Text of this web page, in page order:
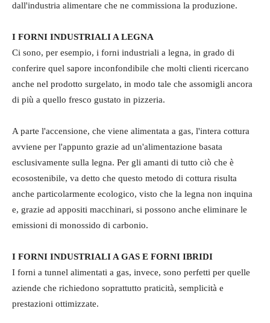
dall'industria alimentare che ne commissiona la produzione.
I FORNI INDUSTRIALI A LEGNA
Ci sono, per esempio, i forni industriali a legna, in grado di
conferire quel sapore inconfondibile che molti clienti ricercano
anche nel prodotto surgelato, in modo tale che assomigli ancora
di più a quello fresco gustato in pizzeria.
A parte l'accensione, che viene alimentata a gas, l'intera cottura
avviene per l'appunto grazie ad un'alimentazione basata
esclusivamente sulla legna. Per gli amanti di tutto ciò che è
ecosostenibile, va detto che questo metodo di cottura risulta
anche particolarmente ecologico, visto che la legna non inquina
e, grazie ad appositi macchinari, si possono anche eliminare le
emissioni di monossido di carbonio.
I FORNI INDUSTRIALI A GAS E FORNI IBRIDI
I forni a tunnel alimentati a gas, invece, sono perfetti per quelle
aziende che richiedono soprattutto praticità, semplicità e
prestazioni ottimizzate.